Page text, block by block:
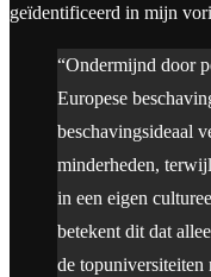
geïdentificeerd in mijn
“Ondermijnd door
Europese
beschavingsideaal
minderheden,
in een eigen
betekent dit dat
de topuniversiteiten